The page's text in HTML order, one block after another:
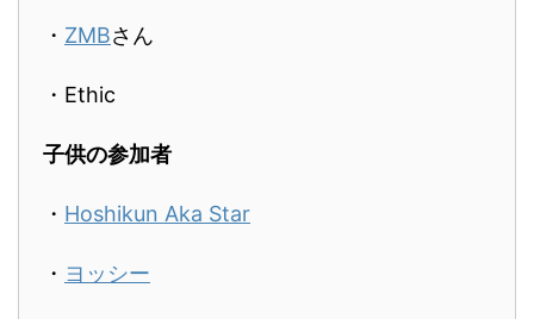
・ ZMBさん
・Ethic
子供の参加者
・ Hoshikun Aka Star
・ ヨッシー